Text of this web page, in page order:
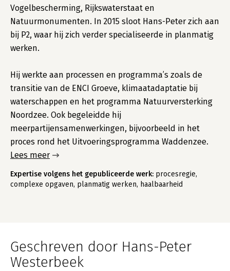
Vogelbescherming, Rijkswaterstaat en
Natuurmonumenten. In 2015 sloot Hans-Peter zich aan
bij P2, waar hij zich verder specialiseerde in planmatig
werken.
Hij werkte aan processen en programma’s zoals de
transitie van de ENCI Groeve, klimaatadaptatie bij
waterschappen en het programma Natuurversterking
Noordzee. Ook begeleidde hij
meerpartijensamenwerkingen, bijvoorbeeld in het
proces rond het Uitvoeringsprogramma Waddenzee.
Lees meer
Expertise volgens het gepubliceerde werk: procesregie,
complexe opgaven, planmatig werken, haalbaarheid
Geschreven door Hans-Peter
Westerbeek